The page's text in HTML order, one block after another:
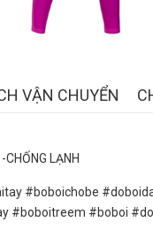
VẬN CHUYỂN
CHỐNG LẠNH
#boboichobe
#boboitreem #boboi